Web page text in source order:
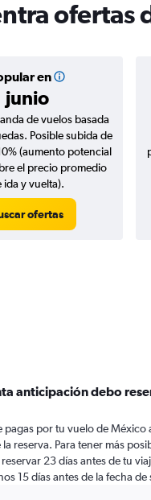
ofertas
en
junio
de vuelos basada
Posible subida de
(aumento potencial
el precio promedio
ida y vuelta).
ofertas
anticipación debo
pagas por tu vuelo de
reserva. Para tener más
23 días antes de tu
15 días antes de la fecha de